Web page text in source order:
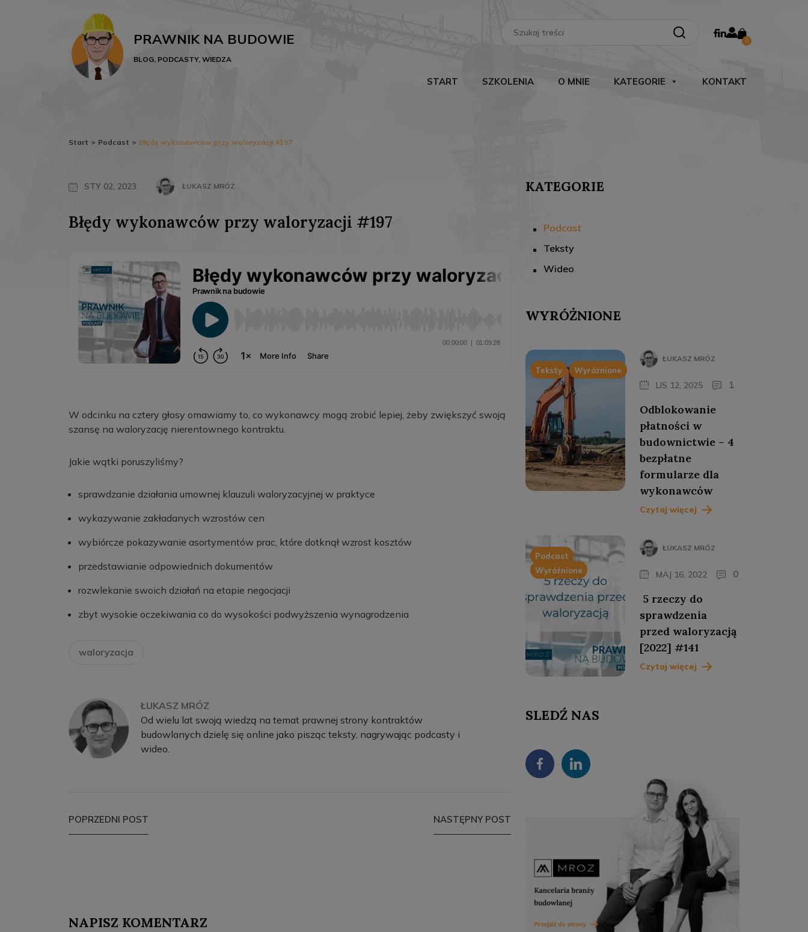
PRAWNIK NA BUDOWIE
BLOG, PODCASTY, WIEDZA
for:
0
START SZKOLENIA O MNIE KATEGORIE KONTAKT
Start > Podcast > Błędy wykonawców przy waloryzacji #197
STY 02, 2023 ŁUKASZ MRÓZ
Błędy wykonawców przy waloryzacji #197
W odcinku na cztery głosy omawiamy to, co wykonawcy mogą zrobić lepiej, żeby zwiększyć swoją
szansę na waloryzację nierentownego kontraktu.
Jakie wątki poruszyliśmy?
sprawdzanie działania umownej klauzuli waloryzacyjnej w praktyce
wykazywanie zakładanych wzrostów cen
wybiórcze pokazywanie asortymentów prac, które dotknął wzrost kosztów
przedstawianie odpowiednich dokumentów
rozwlekanie swoich działań na etapie negocjacji
zbyt wysokie oczekiwania co do wysokości podwyższenia wynagrodzenia
waloryzacja
ŁUKASZ MRÓZ
Od wielu lat swoją wiedzą na temat prawnej strony kontraktów
budowlanych dzielę się online jako pisząc teksty, nagrywając podcasty i
wideo.
POPRZEDNI POST NASTĘPNY POST
NAPISZ KOMENTARZ
KATEGORIE
Podcast
Teksty
Wideo
WYRÓŻNIONE
Teksty Wyróżnione
ŁUKASZ MRÓZ
LIS 12, 2025 1
Odblokowanie
płatności w
budownictwie – 4
bezpłatne
formularze dla
wykonawców
Czytaj więcej
Podcast
Wyróżnione
ŁUKASZ MRÓZ
MAJ 16, 2022 0
5 rzeczy do
sprawdzenia
przed waloryzacją
[2022] #141
Czytaj więcej
SLEDŹ NAS